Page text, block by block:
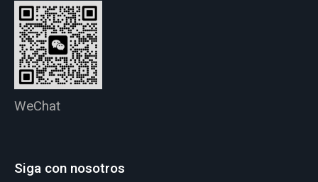
WeChat
Siga con nosotros